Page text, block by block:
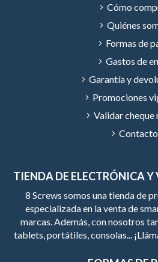
TIENDA DE ELECTRÓNICA
8 Screws somos una tienda de
especializada en la venta de
marcas. Además, con nosotros
tablets, portátiles, consolas...
Cómo
Quiénes
Formas de
Gastos de
Garantía y
Promociones
Validar cheque
Contacto